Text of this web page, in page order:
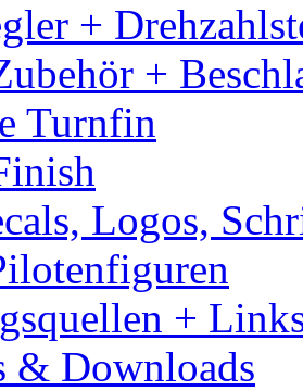
+
+
Turnfin
Logos,
+
& Downloads